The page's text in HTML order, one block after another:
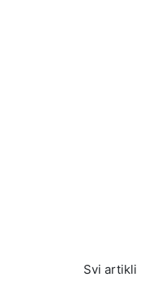
Svi artikli